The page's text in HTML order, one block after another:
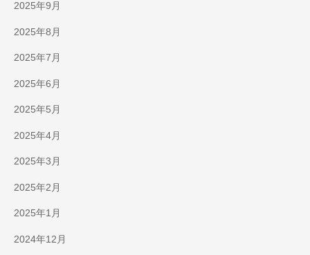
2025年9月
2025年8月
2025年7月
2025年6月
2025年5月
2025年4月
2025年3月
2025年2月
2025年1月
2024年12月